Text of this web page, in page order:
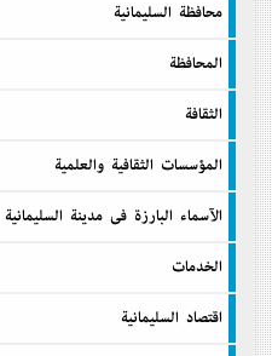
محافظة السليمانية
المحافظة
الثقافة
المؤسسات الثقافية والعلمية
الآسماء البارزة فى مدينة السليمانية
الخدمات
اقتصاد السليمانية